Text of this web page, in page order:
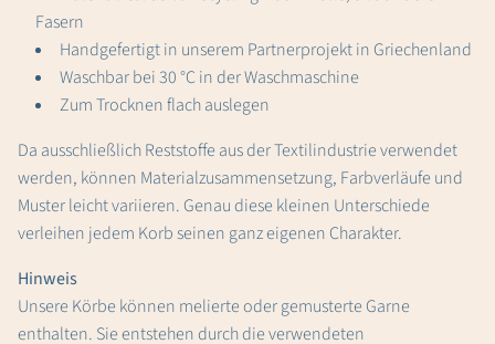
Fasern
Handgefertigt in unserem Partnerprojekt in Griechenland
Waschbar bei 30 °C in der Waschmaschine
Zum Trocknen flach auslegen
Da ausschließlich Reststoffe aus der Textilindustrie verwendet
werden, können Materialzusammensetzung, Farbverläufe und
Muster leicht variieren. Genau diese kleinen Unterschiede
verleihen jedem Korb seinen ganz eigenen Charakter.
Hinweis
Unsere Körbe können melierte oder gemusterte Garne
enthalten. Sie entstehen durch die verwendeten